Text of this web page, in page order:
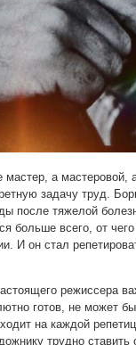
а мастеровой,
задачу труд.
после тяжелой
больше всего, от
И он стал
режиссера
готов, не может
на каждой
трудно ставить